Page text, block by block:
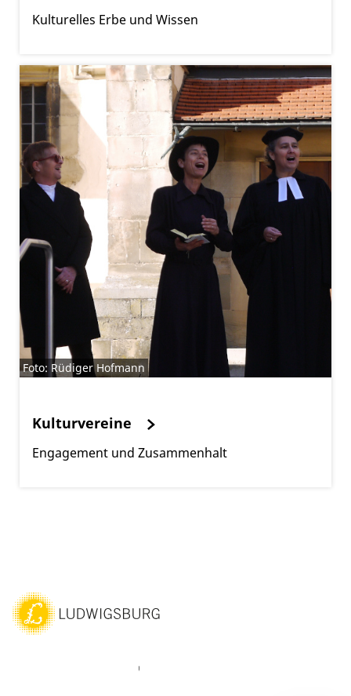
Kulturelles Erbe und Wissen
Foto: Rüdiger Hofmann
Kulturvereine
Engagement und Zusammenhalt
LinkedIn